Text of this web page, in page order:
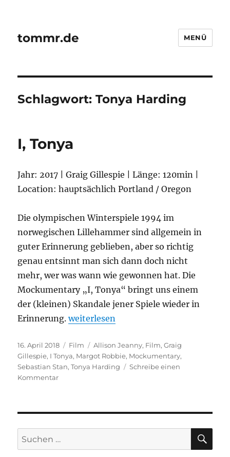
tommr.de MENÜ
Schlagwort:Tonya Harding
I, Tonya
Jahr: 2017 | Graig Gillespie | Länge: 120min |
Location: hauptsächlich Portland / Oregon
Die olympischen Winterspiele 1994 im
norwegischen Lillehammer sind allgemein in
guter Erinnerung geblieben, aber so richtig
genau entsinnt man sich dann doch nicht
mehr, wer was wann wie gewonnen hat. Die
Mockumentary „I, Tonya“ bringt uns einem
der (kleinen) Skandale jener Spiele wieder in
Erinnerung.„I, Tonya“
weiterlesen
Veröffentlicht
am
16. April 2018 Kategorien
Film Schlagwörter
Allison Jeanny, Film,Graig
Gillespie, I Tonya, Margot Robbie, Mockumentary,
Sebastian Stan,Tonya Harding
Schreibe einen
Kommentarzu
Suchen
nach: